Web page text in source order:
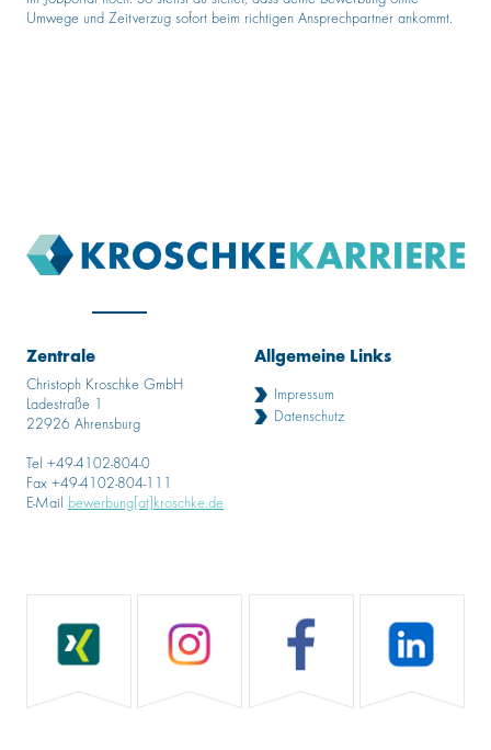
Umwege und Zeitverzug sofort beim richtigen Ansprechpartner ankommt.
Zentrale
Christoph Kroschke GmbH
Ladestraße 1
22926 Ahrensburg
Tel +49-4102-804-0
Fax +49-4102-804-111
E-Mail bewerbung[at]kroschke.de
Allgemeine Links
Impressum
Datenschutz